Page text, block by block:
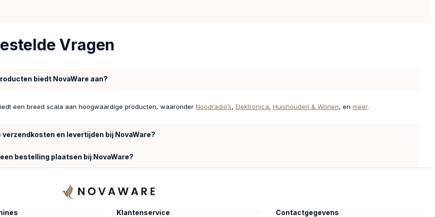
Vragen
biedt NovaWare aan?
een breed scala aan hoogwaardige producten, waaronderNoodradio’s,Elektronica,Huishouden & Wonen, enmeer.
verzendkosten en levertijden bij NovaWare?
bestelling plaatsen bij NovaWare?
Klantenservice Contactgegevens